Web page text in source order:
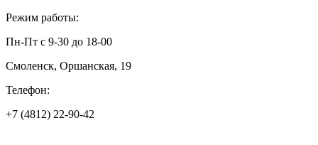
Режим работы:
Пн-Пт с 9-30 до 18-00
Смоленск, Оршанская, 19
Телефон:
+7 (4812) 22-90-42